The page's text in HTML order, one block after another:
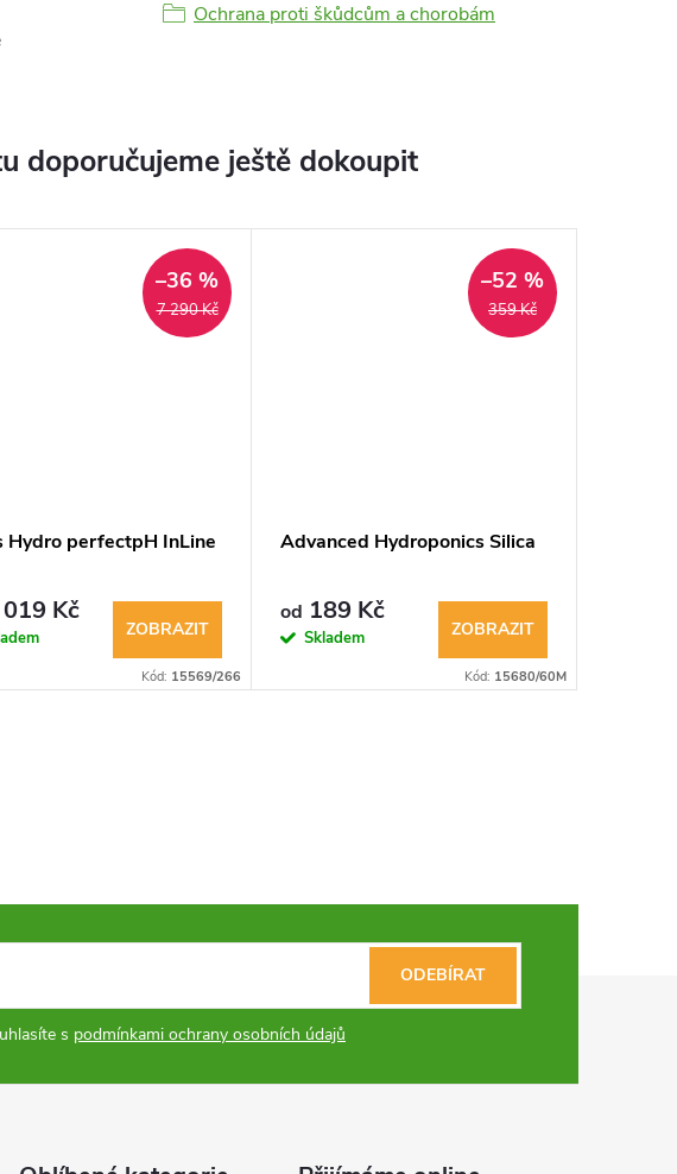
Ochrana proti škůdcům a chorobám
doporučujeme ještě dokoupit
7 290 Kč
–36 %
Hydro perfectpH InLine
Kč
ZOBRAZIT
Kód: 15569/266
359 Kč
–52 %
Advanced Hydroponics Silica
od 189 Kč
Skladem ZOBRAZIT
Kód: 15680/60M
s podmínkami ochrany osobních údajů
ODEBÍRAT